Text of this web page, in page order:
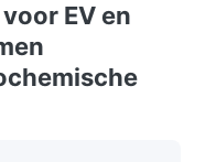
EV en